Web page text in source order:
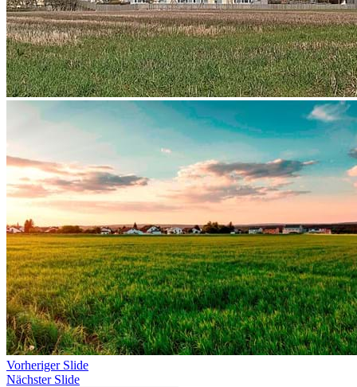
Vorheriger Slide
Nächster Slide